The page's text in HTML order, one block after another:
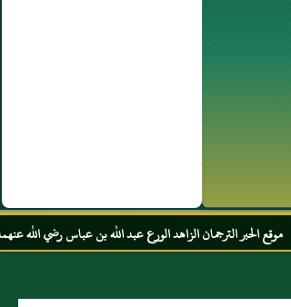
الزاهد الورع عبد الله بن عباس رضي الله عنهما